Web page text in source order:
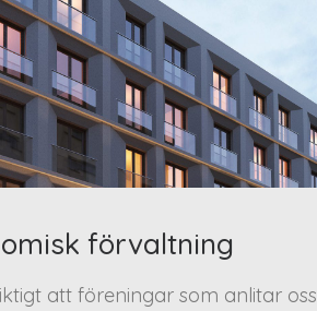
förvaltning
att föreningar som anlitar oss